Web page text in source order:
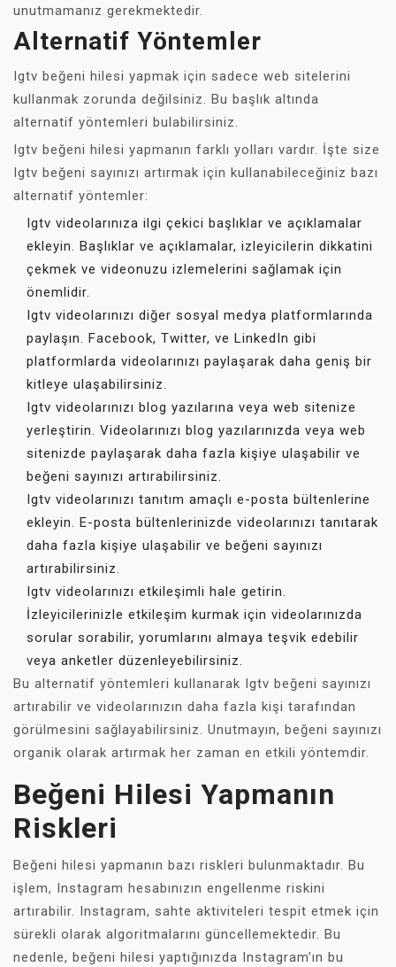
unutmamanız gerekmektedir.
Alternatif Yöntemler
Igtv beğeni hilesi yapmak için sadece web sitelerini
kullanmak zorunda değilsiniz. Bu başlık altında
alternatif yöntemleri bulabilirsiniz.
Igtv beğeni hilesi yapmanın farklı yolları vardır. İşte size
Igtv beğeni sayınızı artırmak için kullanabileceğiniz bazı
alternatif yöntemler:
Igtv videolarınıza ilgi çekici başlıklar ve açıklamalar
ekleyin. Başlıklar ve açıklamalar, izleyicilerin dikkatini
çekmek ve videonuzu izlemelerini sağlamak için
önemlidir.
Igtv videolarınızı diğer sosyal medya platformlarında
paylaşın. Facebook, Twitter, ve LinkedIn gibi
platformlarda videolarınızı paylaşarak daha geniş bir
kitleye ulaşabilirsiniz.
Igtv videolarınızı blog yazılarına veya web sitenize
yerleştirin. Videolarınızı blog yazılarınızda veya web
sitenizde paylaşarak daha fazla kişiye ulaşabilir ve
beğeni sayınızı artırabilirsiniz.
Igtv videolarınızı tanıtım amaçlı e-posta bültenlerine
ekleyin. E-posta bültenlerinizde videolarınızı tanıtarak
daha fazla kişiye ulaşabilir ve beğeni sayınızı
artırabilirsiniz.
Igtv videolarınızı etkileşimli hale getirin.
İzleyicilerinizle etkileşim kurmak için videolarınızda
sorular sorabilir, yorumlarını almaya teşvik edebilir
veya anketler düzenleyebilirsiniz.
Bu alternatif yöntemleri kullanarak Igtv beğeni sayınızı
artırabilir ve videolarınızın daha fazla kişi tarafından
görülmesini sağlayabilirsiniz. Unutmayın, beğeni sayınızı
organik olarak artırmak her zaman en etkili yöntemdir.
Beğeni Hilesi Yapmanın
Riskleri
Beğeni hilesi yapmanın bazı riskleri bulunmaktadır. Bu
işlem, Instagram hesabınızın engellenme riskini
artırabilir. Instagram, sahte aktiviteleri tespit etmek için
sürekli olarak algoritmalarını güncellemektedir. Bu
nedenle, beğeni hilesi yaptığınızda Instagram’ın bu